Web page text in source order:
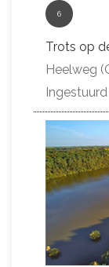
6
Trots op
Heelweg